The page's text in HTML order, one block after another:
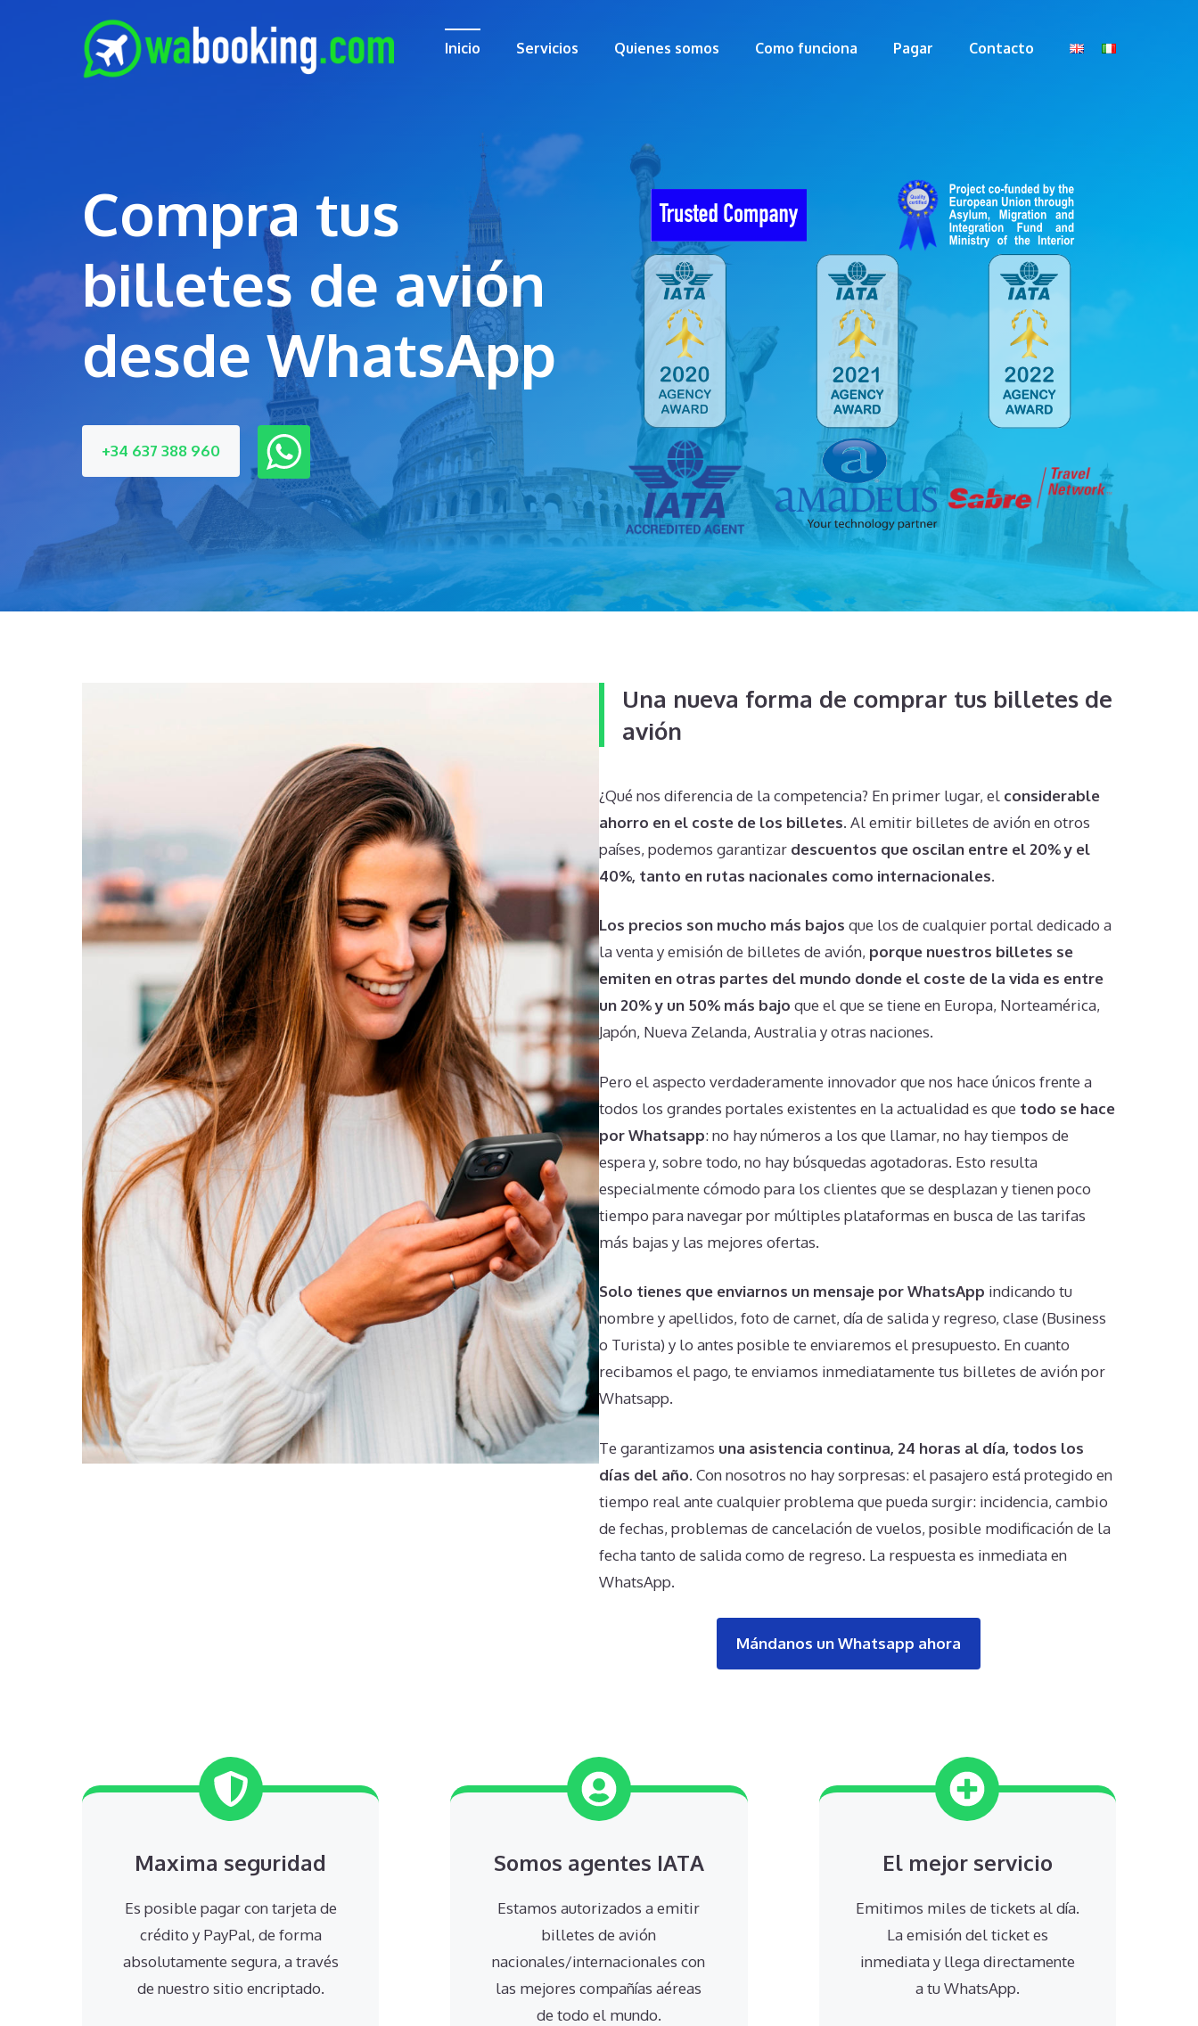
Inicio Servicios Quienes somos Como funciona Pagar Contacto
Compra tus
billetes de avión
desde WhatsApp
+34 637 388 960
Una nueva forma de comprar tus billetes de
avión
¿Qué nos diferencia de la competencia? En primer lugar, el considerable
ahorro en el coste de los billetes. Al emitir billetes de avión en otros
países, podemos garantizar descuentos que oscilan entre el 20% y el
40%, tanto en rutas nacionales como internacionales.
Los precios son mucho más bajos que los de cualquier portal dedicado a
la venta y emisión de billetes de avión, porque nuestros billetes se
emiten en otras partes del mundo donde el coste de la vida es entre
un 20% y un 50% más bajo que el que se tiene en Europa, Norteamérica,
Japón, Nueva Zelanda, Australia y otras naciones.
Pero el aspecto verdaderamente innovador que nos hace únicos frente a
todos los grandes portales existentes en la actualidad es que todo se hace
por Whatsapp: no hay números a los que llamar, no hay tiempos de
espera y, sobre todo, no hay búsquedas agotadoras. Esto resulta
especialmente cómodo para los clientes que se desplazan y tienen poco
tiempo para navegar por múltiples plataformas en busca de las tarifas
más bajas y las mejores ofertas.
Solo tienes que enviarnos un mensaje por WhatsApp indicando tu
nombre y apellidos, foto de carnet, día de salida y regreso, clase (Business
o Turista) y lo antes posible te enviaremos el presupuesto. En cuanto
recibamos el pago, te enviamos inmediatamente tus billetes de avión por
Whatsapp.
Te garantizamos una asistencia continua, 24 horas al día, todos los
días del año. Con nosotros no hay sorpresas: el pasajero está protegido en
tiempo real ante cualquier problema que pueda surgir: incidencia, cambio
de fechas, problemas de cancelación de vuelos, posible modificación de la
fecha tanto de salida como de regreso. La respuesta es inmediata en
WhatsApp.
Mándanos un Whatsapp ahora
Maxima seguridad
Es posible pagar con tarjeta de
crédito y PayPal, de forma
absolutamente segura, a través
de nuestro sitio encriptado.
Somos agentes IATA
Estamos autorizados a emitir
billetes de avión
nacionales/internacionales con
las mejores compañías aéreas
de todo el mundo.
El mejor servicio
Emitimos miles de tickets al día.
La emisión del ticket es
inmediata y llega directamente
a tu WhatsApp.